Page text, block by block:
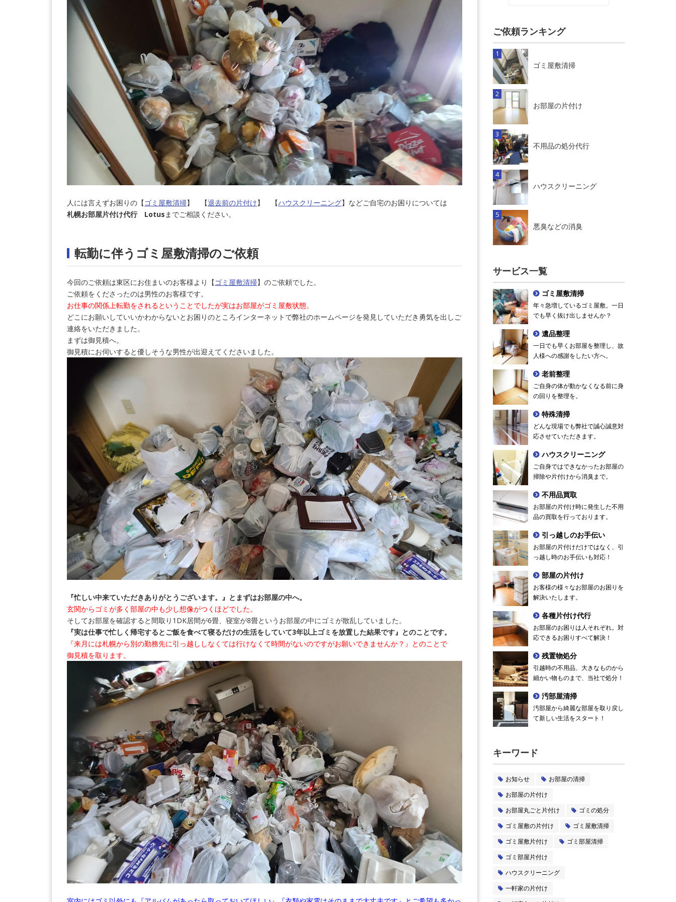
人には言えずお困りの【ゴミ屋敷清掃】 【退去前の片付け】 【ハウスクリーニング】などご自宅のお困りについては
札幌お部屋片付け代行 Lotusまでご相談ください。
転勤に伴うゴミ屋敷清掃のご依頼
今回のご依頼は東区にお住まいのお客様より【ゴミ屋敷清掃】のご依頼でした。
ご依頼をくださったのは男性のお客様です。
お仕事の関係上転勤をされるということでしたが実はお部屋がゴミ屋敷状態。
どこにお願いしていいかわからないとお困りのところインターネットで弊社のホームページを発見していただき勇気を出しご
連絡をいただきました。
まずは御見積へ。
御見積にお伺いすると優しそうな男性が出迎えてくださいました。
『忙しい中来ていただきありがとうございます。』とまずはお部屋の中へ。
玄関からゴミが多く部屋の中も少し想像がつくほどでした。
そしてお部屋を確認すると間取り1DK居間が6畳、寝室が8畳というお部屋の中にゴミが散乱していました。
『実は仕事で忙しく帰宅するとご飯を食べて寝るだけの生活をしていて3年以上ゴミを放置した結果です』とのことです。
『来月には札幌から別の勤務先に引っ越ししなくては行けなくて時間がないのですがお願いできませんか？』とのことで
御見積を取ります。
ご依頼ランキング
ゴミ屋敷清掃
お部屋の片付け
不用品の処分代行
ハウスクリーニング
悪臭などの消臭
サービス一覧
ゴミ屋敷清掃
年々急増しているゴミ屋敷。一日
でも早く抜け出しませんか？
遺品整理
一日でも早くお部屋を整理し、故
人様への感謝をしたい方へ。
老前整理
ご自身の体が動かなくなる前に身
の回りを整理を。
特殊清掃
どんな現場でも弊社で誠心誠意対
応させていただきます。
ハウスクリーニング
ご自身ではできなかったお部屋の
掃除や片付けから消臭まで。
不用品買取
お部屋の片付け時に発生した不用
品の買取を行っております。
引っ越しのお手伝い
お部屋の片付けだけではなく、引
っ越し時のお手伝いも対応！
部屋の片付け
お客様の様々なお部屋のお困りを
解決いたします。
各種片付け代行
お部屋のお困りは人それぞれ。対
応できるお困りすべて解決！
残置物処分
引越時の不用品、大きなものから
細かい物ものまで、当社で処分！
汚部屋清掃
汚部屋から綺麗な部屋を取り戻し
て新しい生活をスタート！
キーワード
お知らせ
お部屋の清掃
お部屋の片付け
お部屋丸ごと片付け
ゴミの処分
ゴミ屋敷の片付け
ゴミ屋敷清掃
ゴミ屋敷片付け
ゴミ部屋清掃
ゴミ部屋片付け
ハウスクリーニング
一軒家の片付け